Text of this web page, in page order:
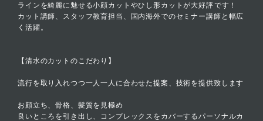
ラインを綺麗に魅せる小顔カットやひし形カットが大好評です！
カット講師、スタッフ教育担当、国内海外でのセミナー講師と幅広
く活躍。
【清水のカットのこだわり】
流行を取り入れつつ一人一人に合わせた提案、技術を提供致します
お顔立ち、骨格、髪質を見極め
良いところを引き出し、コンプレックスをカバーするパーソナルカ